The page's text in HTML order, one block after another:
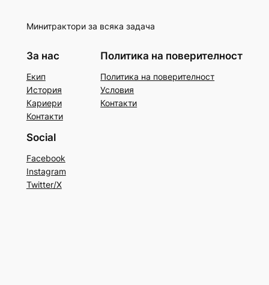
Минитрактори за всяка задача
За нас
Екип
История
Кариери
Контакти
Политика на поверителност
Политика на поверителност
Условия
Контакти
Social
Facebook
Instagram
Twitter/X